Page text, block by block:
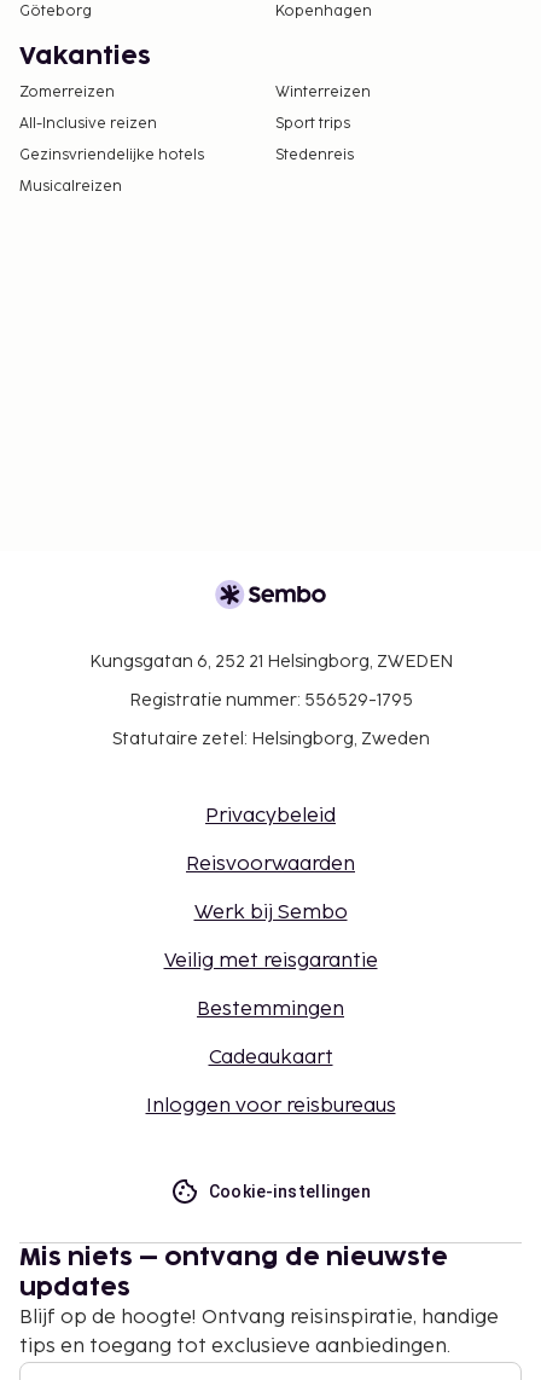
Göteborg
Kopenhagen
Vakanties
Zomerreizen
Winterreizen
All-Inclusive reizen
Sport trips
Gezinsvriendelijke hotels
Stedenreis
Musicalreizen
Kungsgatan 6, 252 21 Helsingborg, ZWEDEN
Registratie nummer: 556529-1795
Statutaire zetel: Helsingborg, Zweden
Privacybeleid
Reisvoorwaarden
Werk bij Sembo
Veilig met reisgarantie
Bestemmingen
Cadeaukaart
Inloggen voor reisbureaus
Cookie-instellingen
Mis niets – ontvang de nieuwste
updates
Blijf op de hoogte! Ontvang reisinspiratie, handige
tips en toegang tot exclusieve aanbiedingen.